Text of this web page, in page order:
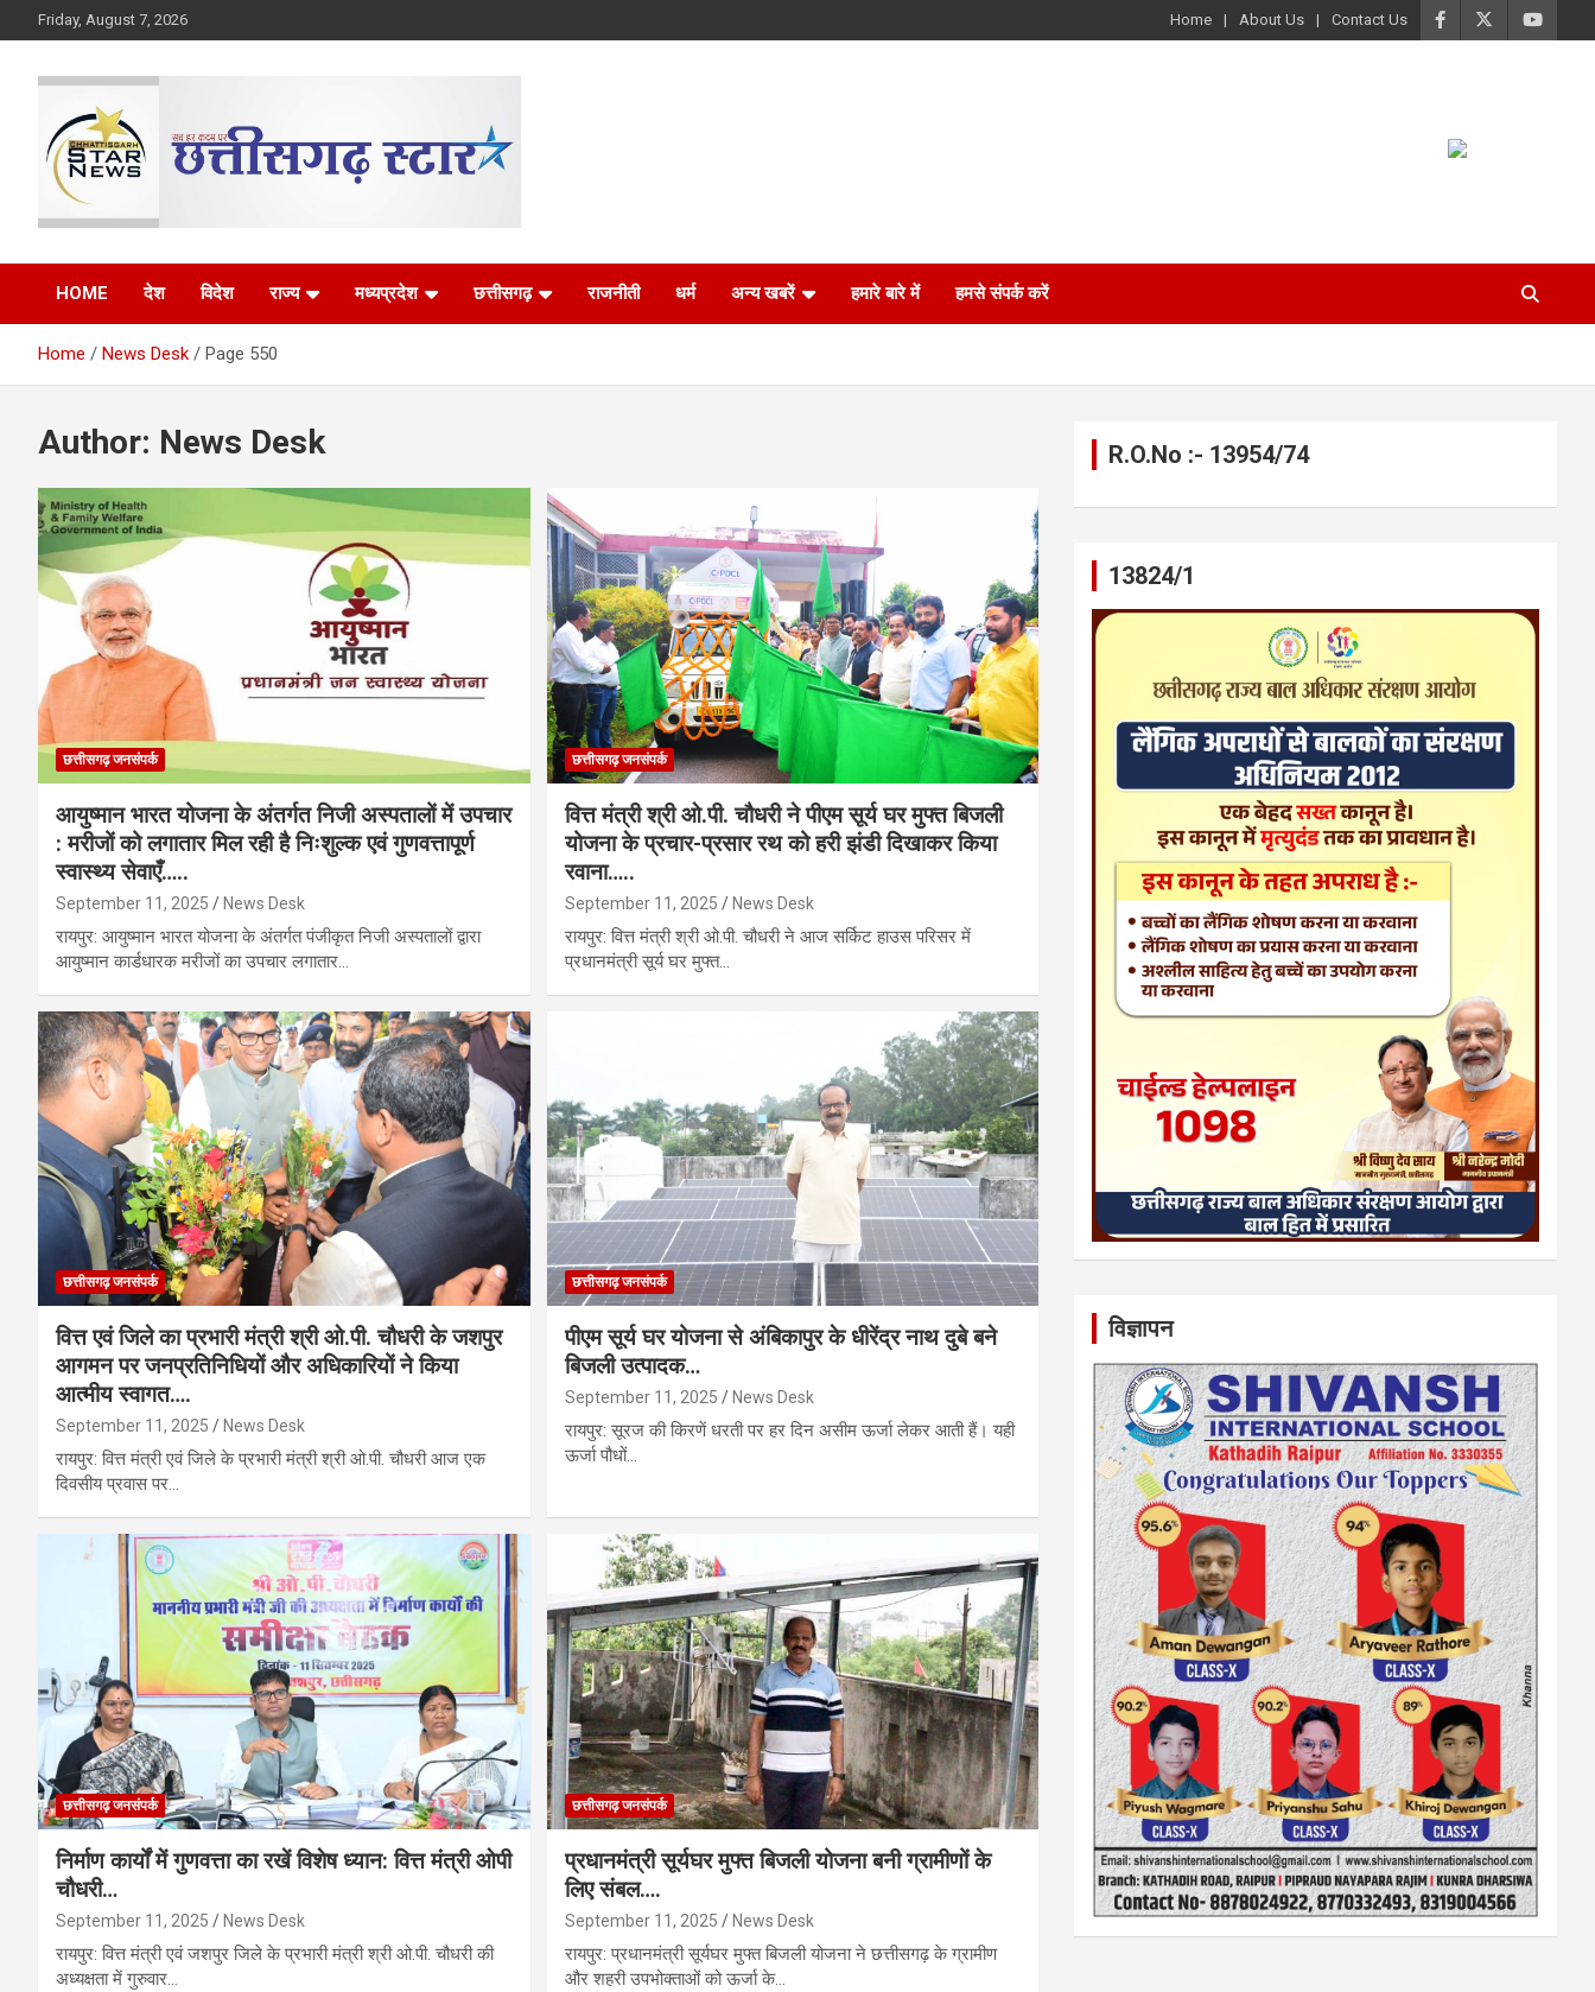
to
Friday, August 7, 2026 Home About Us Contact Us
Chhattisgarh Star
HOME देश विदेश राज्य मध्यप्रदेश छत्तीसगढ़ राजनीती धर्म अन्य खबरें हमारे बारे में हमसे संपर्क करें
Home News Desk Page 550
Author: News Desk
छत्तीसगढ़ जनसंपर्क
आयुष्मान भारत योजना के अंतर्गत निजी अस्पतालों में उपचार
: मरीजों को लगातार मिल रही है निःशुल्क एवं गुणवत्तापूर्ण
स्वास्थ्य सेवाएँ…..
September 11, 2025 News Desk
रायपुर: आयुष्मान भारत योजना के अंतर्गत पंजीकृत निजी अस्पतालों द्वारा
आयुष्मान कार्डधारक मरीजों का उपचार लगातार…
छत्तीसगढ़ जनसंपर्क
वित्त मंत्री श्री ओ.पी. चौधरी ने पीएम सूर्य घर मुफ्त बिजली
योजना के प्रचार-प्रसार रथ को हरी झंडी दिखाकर किया
रवाना…..
September 11, 2025 News Desk
रायपुर: वित्त मंत्री श्री ओ.पी. चौधरी ने आज सर्किट हाउस परिसर में
प्रधानमंत्री सूर्य घर मुफ्त…
छत्तीसगढ़ जनसंपर्क
वित्त एवं जिले का प्रभारी मंत्री श्री ओ.पी. चौधरी के जशपुर
आगमन पर जनप्रतिनिधियों और अधिकारियों ने किया
आत्मीय स्वागत….
September 11, 2025 News Desk
रायपुर: वित्त मंत्री एवं जिले के प्रभारी मंत्री श्री ओ.पी. चौधरी आज एक
दिवसीय प्रवास पर…
छत्तीसगढ़ जनसंपर्क
पीएम सूर्य घर योजना से अंबिकापुर के धीरेंद्र नाथ दुबे बने
बिजली उत्पादक…
September 11, 2025 News Desk
रायपुर: सूरज की किरणें धरती पर हर दिन असीम ऊर्जा लेकर आती हैं। यही
ऊर्जा पौधों…
छत्तीसगढ़ जनसंपर्क
निर्माण कार्यों में गुणवत्ता का रखें विशेष ध्यान: वित्त मंत्री ओपी
चौधरी…
September 11, 2025 News Desk
रायपुर: वित्त मंत्री एवं जशपुर जिले के प्रभारी मंत्री श्री ओ.पी. चौधरी की
अध्यक्षता में गुरुवार…
छत्तीसगढ़ जनसंपर्क
प्रधानमंत्री सूर्यघर मुफ्त बिजली योजना बनी ग्रामीणों के
लिए संबल….
September 11, 2025 News Desk
रायपुर: प्रधानमंत्री सूर्यघर मुफ्त बिजली योजना ने छत्तीसगढ़ के ग्रामीण
और शहरी उपभोक्ताओं को ऊर्जा के…
R.O.No :- 13954/74
13824/1
विज्ञापन